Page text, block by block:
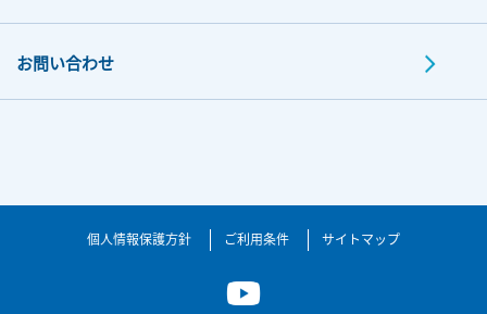
お問い合わせ
個人情報保護方針 ご利用条件 サイトマップ